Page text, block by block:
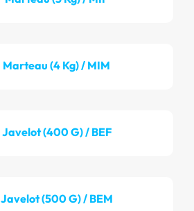
Marteau (4 Kg) / MIM
Javelot (400 G) / BEF
Javelot (500 G) / BEM